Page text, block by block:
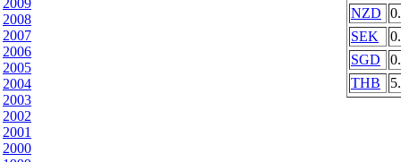
2009
2008
2007
2006
2005
2004
2003
2002
2001
2000
NZD
SEK
SGD
THB